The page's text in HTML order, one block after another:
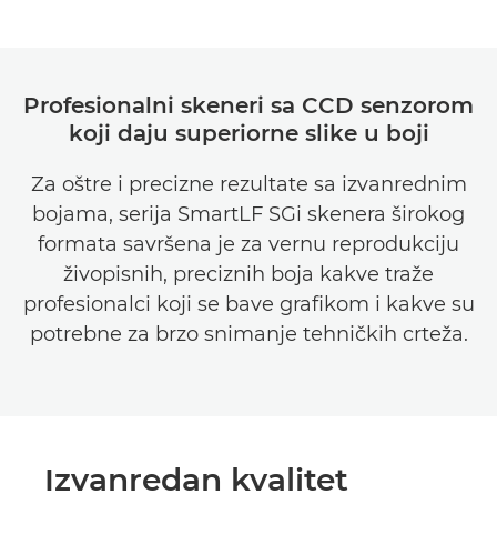
Profesionalni skeneri sa CCD senzorom
koji daju superiorne slike u boji
Za oštre i precizne rezultate sa izvanrednim
bojama, serija SmartLF SGi skenera širokog
formata savršena je za vernu reprodukciju
živopisnih, preciznih boja kakve traže
profesionalci koji se bave grafikom i kakve su
potrebne za brzo snimanje tehničkih crteža.
Izvanredan kvalitet